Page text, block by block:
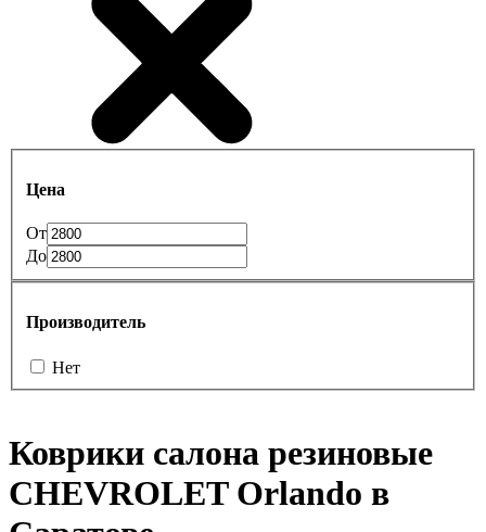
Цена
От
До
Производитель
Нет
Коврики салона резиновые
CHEVROLET Orlando в